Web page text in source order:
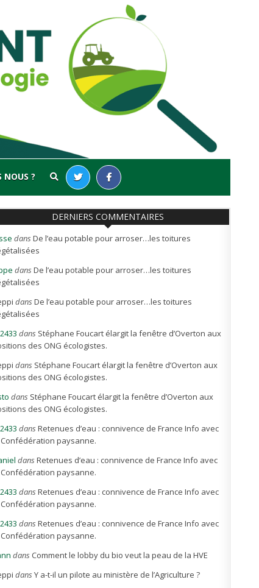
NOUS ?
DERNIERS COMMENTAIRES
dansDe l’eau potable pour arroser…les toitures
dansDe l’eau potable pour arroser…les toitures
dansDe l’eau potable pour arroser…les toitures
dans Stéphane Foucart élargit la fenêtre d’Overton aux
des ONG écologistes.
dans Stéphane Foucart élargit la fenêtre d’Overton aux
des ONG écologistes.
dans Stéphane Foucart élargit la fenêtre d’Overton aux
des ONG écologistes.
dansRetenues d’eau : connivence de France Info avec
paysanne.
dansRetenues d’eau : connivence de France Info avec
paysanne.
dansRetenues d’eau : connivence de France Info avec
paysanne.
dansRetenues d’eau : connivence de France Info avec
paysanne.
dans Comment le lobby du bio veut la peau de la HVE
dansY a-t-il un pilote au ministère de l’Agriculture ?